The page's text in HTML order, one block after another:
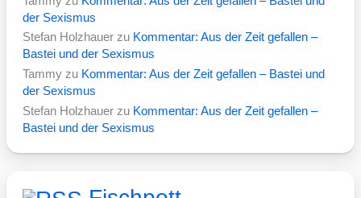
der Sexismus
Stefan Holzhauer zu Kommentar: Aus der Zeit gefallen –
Bastei und der Sexismus
Tammy zu Kommentar: Aus der Zeit gefallen – Bastei und
der Sexismus
Stefan Holzhauer zu Kommentar: Aus der Zeit gefallen –
Bastei und der Sexismus